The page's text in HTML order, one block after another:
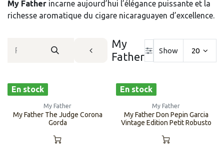
My Father incarne aujourd’hui l’élégance puissante et la
richesse aromatique du cigare nicaraguayen d’excellence.
My
Father
Show 20
En stock
My Father
My Father The Judge Corona
Gorda
En stock
My Father
My Father Don Pepin Garcia
Vintage Edition Petit Robusto